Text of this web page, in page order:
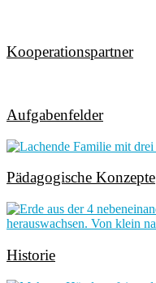
Kooperationspartner
Aufgabenfelder
Pädagogische Konzepte
Historie